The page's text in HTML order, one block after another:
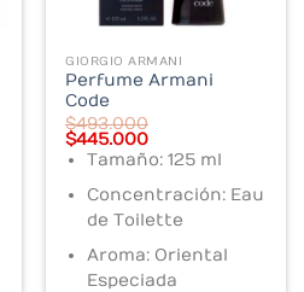
GIORGIO ARMANI
Perfume Armani
Code
$493.000
Original
price
was:
$493.000.
$445.000Current
price
is:
$445.000.
Tamaño: 125 ml
Concentración: Eau
de Toilette
Aroma: Oriental
Especiada